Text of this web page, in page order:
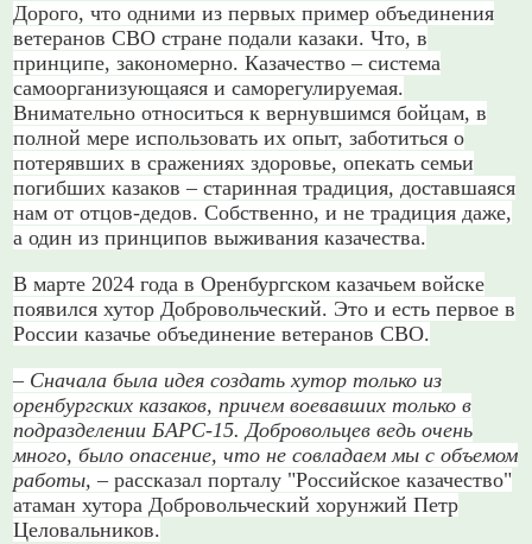
Дорого, что одними из первых пример объединения
ветеранов СВО стране подали казаки. Что, в
принципе, закономерно. Казачество – система
самоорганизующаяся и саморегулируемая.
Внимательно относиться к вернувшимся бойцам, в
полной мере использовать их опыт, заботиться о
потерявших в сражениях здоровье, опекать семьи
погибших казаков – старинная традиция, доставшаяся
нам от отцов-дедов. Собственно, и не традиция даже,
а один из принципов выживания казачества.
В марте 2024 года в Оренбургском казачьем войске
появился хутор Добровольческий. Это и есть первое в
России казачье объединение ветеранов СВО.
– Сначала была идея создать хутор только из
оренбургских казаков, причем воевавших только в
подразделении БАРС-15. Добровольцев ведь очень
много, было опасение, что не совладаем мы с объемом
работы, – рассказал порталу "Российское казачество"
атаман хутора Добровольческий хорунжий Петр
Целовальников.